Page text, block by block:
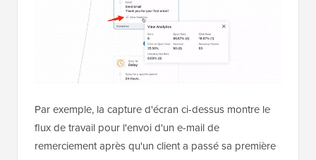
Par exemple, la capture d'écran ci-dessus montre le
flux de travail pour l'envoi d'un e-mail de
remerciement après qu'un client a passé sa première